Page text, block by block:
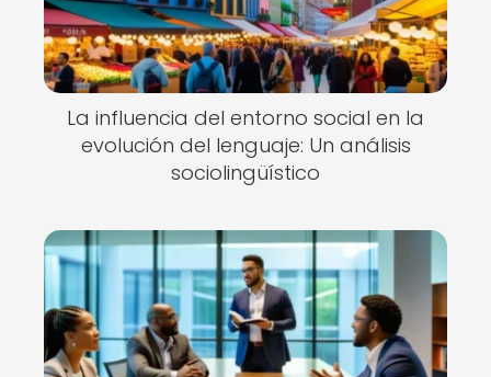
La influencia del entorno social en la
evolución del lenguaje: Un análisis
sociolingüístico